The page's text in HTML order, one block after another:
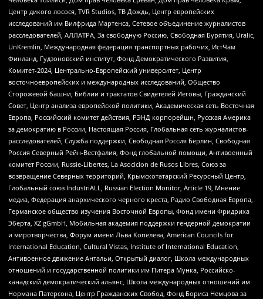
Центр дикого лосося, TVR Studios, ТВ Дождь, Центр европейских
исследований им Вилфрида Мартенса, Сетевое объединение журналистов
расследователей, АЛЛАТРА, За свободную Россию, Свободная Бурятия, Uralic,
UnKremlin, Международная федерация транспортных рабочих, ИстЧам
Финланд, Гудзоновский институт, Фонд Демократического Развития,
Комитет-2024, Центрально-Европейский университет, Центр
восточноевропейских и международных исследований, Общество
Сторожевой башни, Библии и трактатов Свидетелей Иеговы, Гражданский
Совет, Центр анализа европейской политики, Академическая сеть Восточная
Европа, Российский комитет действия, РЭНД корпорейшн, Русская Америка
за демократию в России, Настоящая Россия, Глобальная сеть журналистов-
расследователей, Служба поддержки, Свободная Россия Берлин, Свободная
Россия Северный Рейн-Вестфалия, Фонд глобальной помощи, Антивоенный
комитет России, Russie-Libertes, La Asocicion de Rusos Libres, Союз за
возвращение Северных территорий, Крымскотатарский Ресурсный Центр,
Глобальный союз IndustriALL, Russian Election Monitor, Article 19, Мнение
медиа, Федерация анархического черного креста, Радио Свободная Европа,
Германское общество изучения Восточной Европы, Фонд имени Фридриха
Эберта, XZ gGmbH, Мобильная академия поддержки гендерной демократии
и миротворчества, Форум имени Льва Копелева, American Councils for
International Education, Cultural Vistas, Institute of International Education,
Антивоенное движение Антальи, Открытый диалог, Школа международных
отношений и государственной политики им Питера Мунка, Российско-
канадский демократический альянс, Школа международных отношений им
Нормана Патерсона, Центр Гражданских Свобод, Фонд Бориса Немцова за